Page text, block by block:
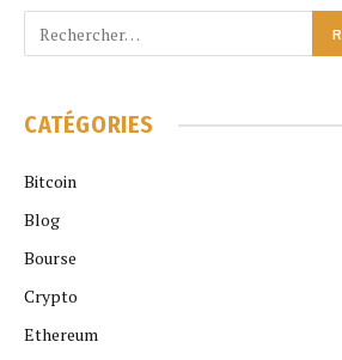
CATÉGORIES
Bitcoin
Blog
Bourse
Crypto
Ethereum